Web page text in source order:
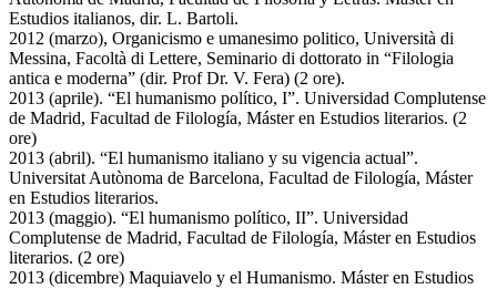
Estudios italianos, dir. L. Bartoli.
2012 (marzo), Organicismo e umanesimo politico, Università di
Messina, Facoltà di Lettere, Seminario di dottorato in “Filologia
antica e moderna” (dir. Prof Dr. V. Fera) (2 ore).
2013 (aprile). “El humanismo político, I”. Universidad Complutense
de Madrid, Facultad de Filología, Máster en Estudios literarios. (2
ore)
2013 (abril). “El humanismo italiano y su vigencia actual”.
Universitat Autònoma de Barcelona, Facultad de Filología, Máster
en Estudios literarios.
2013 (maggio). “El humanismo político, II”. Universidad
Complutense de Madrid, Facultad de Filología, Máster en Estudios
literarios. (2 ore)
2013 (dicembre) Maquiavelo y el Humanismo. Máster en Estudios